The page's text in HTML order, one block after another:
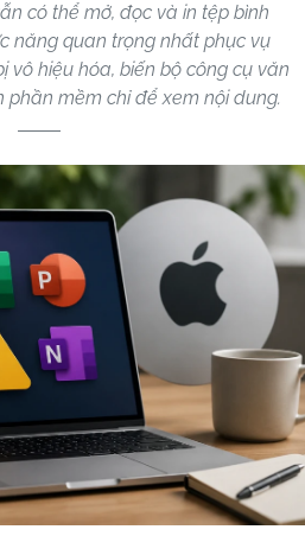
có thể mở, đọc và in tệp bình
năng quan trọng nhất phục vụ
vô hiệu hóa, biến bộ công cụ văn
mềm chỉ để xem nội dung.